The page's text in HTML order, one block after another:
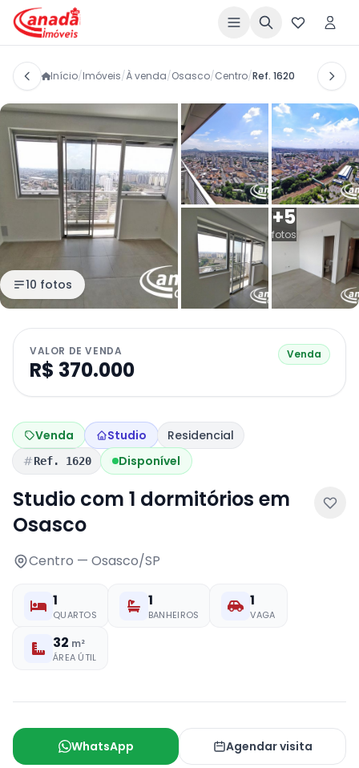
Início/Imóveis/À venda/Osasco/Centro/Ref. 1620
+5
fotos
10 fotos
VALOR DE VENDA
R$ 370.000
Venda
Venda Studio Residencial
Ref. 1620 Disponível
Studio com 1 dormitórios em
Osasco
Centro — Osasco/SP
1
QUARTOS
1
BANHEIROS
1
VAGA
32 m²
ÁREA ÚTIL
WhatsApp Agendar visita